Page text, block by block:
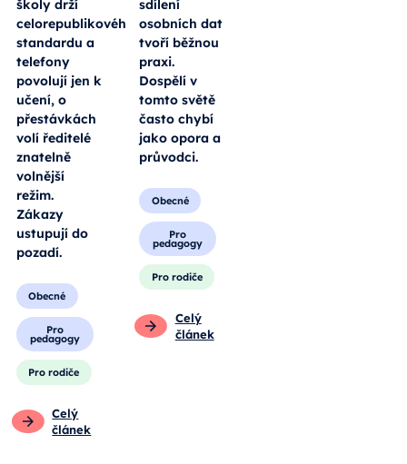
školy drží
celorepublikového
standardu a
telefony
povolují jen k
učení, o
přestávkách
volí ředitelé
znatelně
volnější
režim.
Zákazy
ustupují do
pozadí.
Obecné
Pro
pedagogy
Pro rodiče
Celý
článek
sdílení
osobních dat
tvoří běžnou
praxi.
Dospělí v
tomto světě
často chybí
jako opora a
průvodci.
Obecné
Pro
pedagogy
Pro rodiče
Celý
článek